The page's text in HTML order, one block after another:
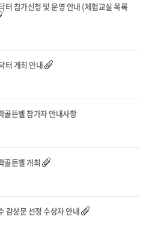
터 참가신청 및 운영 안내 (체험교실 목록
터 개최 안내
골든벨 참가자 안내사항
골든벨 개최
감상문 선정 수상자 안내